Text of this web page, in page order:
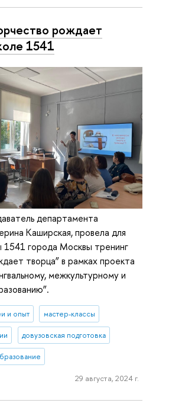
рождает
1541
департамента
Каширская, провела для
1541 города Москвы тренинг
творца” в рамках проекта
межкультурному и
и опыт мастер-классы
довузовская подготовка
29 августа, 2024 г.